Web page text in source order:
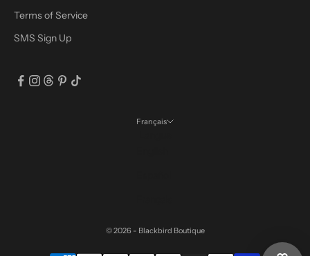
Terms of Service
SMS Sign Up
Français
© 2026 - Blackbird Boutique